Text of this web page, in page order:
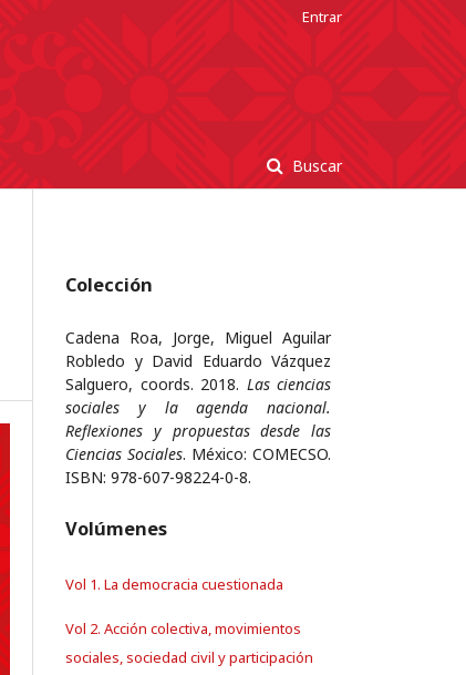
Buscar
Entrar
Colección
Cadena Roa, Jorge, Miguel Aguilar
Robledo y David Eduardo Vázquez
Salguero, coords. 2018. Las ciencias
sociales y la agenda nacional.
Reflexiones y propuestas desde las
Ciencias Sociales. México: COMECSO.
ISBN: 978-607-98224-0-8.
Volúmenes
Vol 1. La democracia cuestionada
Vol 2. Acción colectiva, movimientos
sociales, sociedad civil y participación